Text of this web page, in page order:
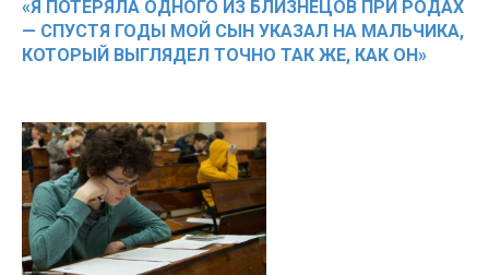
«Я ПОТЕРЯЛА ОДНОГО ИЗ БЛИЗНЕЦОВ ПРИ РОДАХ
— СПУСТЯ ГОДЫ МОЙ СЫН УКАЗАЛ НА МАЛЬЧИКА,
КОТОРЫЙ ВЫГЛЯДЕЛ ТОЧНО ТАК ЖЕ, КАК ОН»